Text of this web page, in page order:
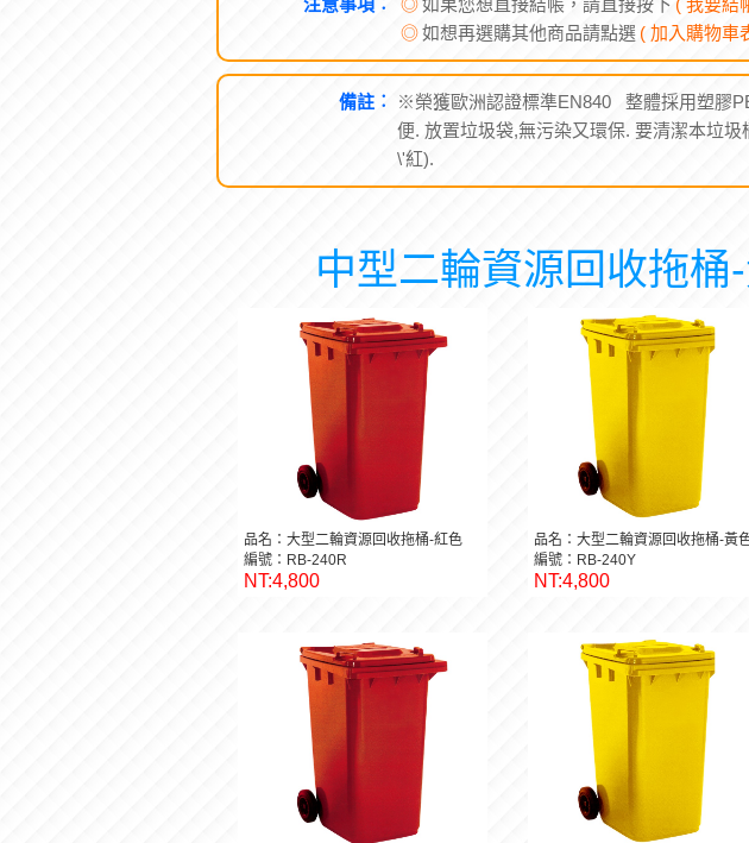
注意事項︰ ◎如果您想直接結帳，請直接按下 ( 我要結
◎如想再選購其他商品請點選 ( 加入購物車
備註︰
※榮獲歐洲認證標準EN840 整體採用塑膠
便. 放置垃圾袋,無污染又環保. 要清潔本垃
\'紅).
中型二輪資源回收拖桶
品名：大型二輪資源回收拖桶-紅色
編號：RB-240R
NT:4,800
品名：大型二輪資源回收拖桶-黃
編號：RB-240Y
NT:4,800